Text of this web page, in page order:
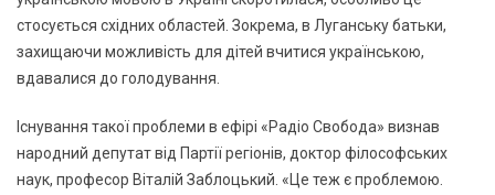
стосується східних областей. Зокрема, в Луганську батьки,
захищаючи можливість для дітей вчитися українською,
вдавалися до голодування.
Існування такої проблеми в ефірі «Радіо Свобода» визнав
народний депутат від Партії регіонів, доктор філософських
наук, професор Віталій Заблоцький. «Це теж є проблемою.